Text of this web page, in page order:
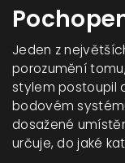
Jeden z
porozumění
stylem postoupil
bodovém
dosažené
určuje, do jaké